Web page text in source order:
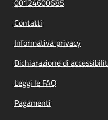
00124600685
Contatti
Informativa privacy
Dichiarazione di
Leggi le FAQ
Pagamenti